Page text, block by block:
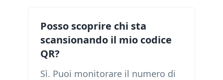
Posso scoprire chi sta
scansionando il mio codice
QR?
Sì. Puoi monitorare il numero di